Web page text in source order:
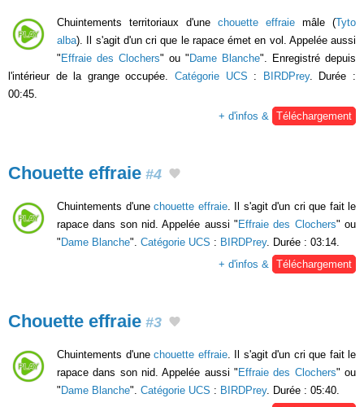
Chuintements territoriaux d'une chouette effraie mâle (Tyto
alba). Il s'agit d'un cri que le rapace émet en vol. Appelée aussi
" Effraie des Clochers" ou " Dame Blanche". Enregistré depuis
l'intérieur de la grange occupée. Catégorie UCS : BIRDPrey. Durée :
00:45.
+ d'infos & Téléchargement
Chouette effraie #4
Chuintements d'une chouette effraie. Il s'agit d'un cri que fait le
rapace dans son nid. Appelée aussi " Effraie des Clochers" ou
" Dame Blanche". Catégorie UCS : BIRDPrey. Durée : 03:14.
+ d'infos &
Téléchargement
Chouette effraie #3
Chuintements d'une chouette effraie. Il s'agit d'un cri que fait le
rapace dans son nid. Appelée aussi "Effraie des Clochers" ou
"Dame Blanche". Catégorie UCS : BIRDPrey. Durée : 05:40.